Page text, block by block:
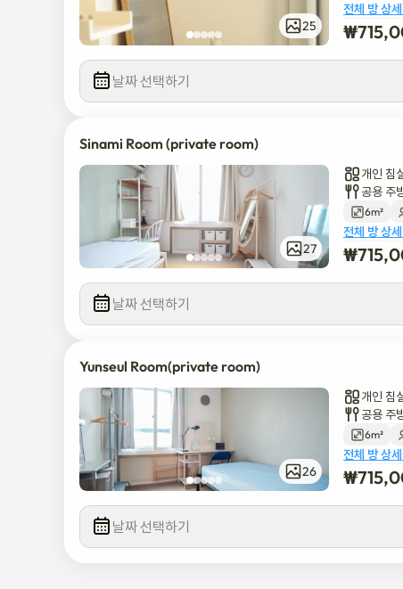
25
전체 방 상
₩
날짜 선택하기
Sinami Room (private room)
27
개인 침
공용 주
6m²
전체 방 상
₩
날짜 선택하기
Yunseul Room(private room)
26
개인 침
공용 주
6m²
전체 방 상
₩
날짜 선택하기